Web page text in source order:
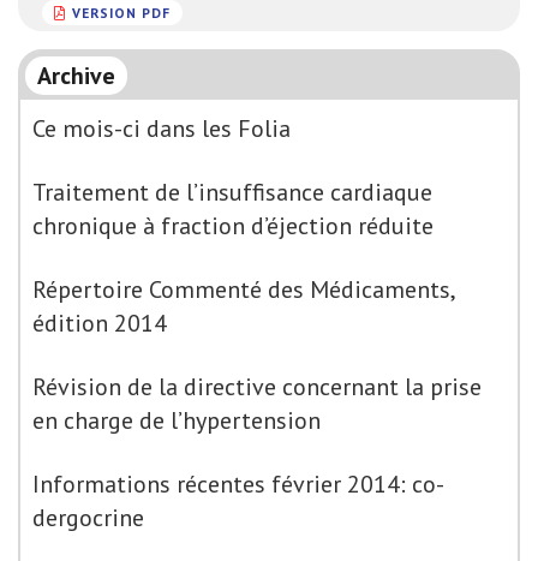
VERSION PDF
Archive
Ce mois-ci dans les Folia
Traitement de l’insuffisance cardiaque
chronique à fraction d’éjection réduite
Répertoire Commenté des Médicaments,
édition 2014
Révision de la directive concernant la prise
en charge de l’hypertension
Informations récentes février 2014: co-
dergocrine